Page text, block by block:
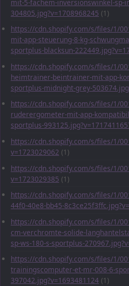
mit-5-fachem-inversionswinkel-sp-
304805.jpg?v=1708968245 (1)
https://cdn.shopify.com/s/files/1/
mit-app-steuerung-8-kg-
sportplus-blacksun-
https://cdn.shopify.com/s/files/1/
heimtrainer-beintrainer-mit-app-
sportplus-midnight-grey-
https://cdn.shopify.com/s/files/1/
ruderergometer-mit-app-
sportplus-
https://cdn.shopify.com/s/files/1/
v=1723029062 (1)
https://cdn.shopify.com/s/files/1/
v=1723029385 (1)
https://cdn.shopify.com/s/files/1/
44f0-40e8-bb45-
https://cdn.shopify.com/s/files/1/
cm-verchromte-solide-
sp-ws-180-s-sportplus-
https://cdn.shopify.com/s/files/1/
trainingscomputer-et-mr-008-6-
397042.jpg?v=1693481124 (1)